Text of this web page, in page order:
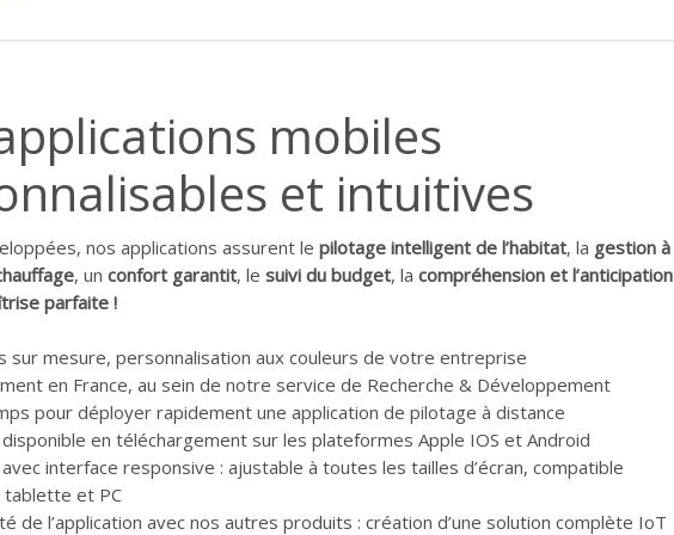
mobiles
et intuitives
nos applications assurent le pilotage intelligent de l’habitat, la gestion à
, un confort garantit, le suivi du budget, la compréhension et l’anticipation
parfaite !
sur mesure, personnalisation aux couleurs de votre entreprise
en France, au sein de notre service de Recherche & Développement
pour déployer rapidement une application de pilotage à distance
en téléchargement sur les plateformes Apple IOS et Android
interface responsive : ajustable à toutes les tailles d’écran, compatible
tablette et PC
de l’application avec nos autres produits : création d’une solution complète IoT